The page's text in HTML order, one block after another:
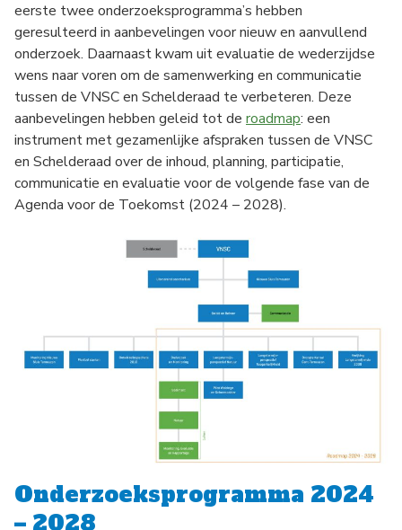
eerste twee onderzoeksprogramma’s hebben
geresulteerd in aanbevelingen voor nieuw en aanvullend
onderzoek. Daarnaast kwam uit evaluatie de wederzijdse
wens naar voren om de samenwerking en communicatie
tussen de VNSC en Schelderaad te verbeteren. Deze
aanbevelingen hebben geleid tot de roadmap: een
instrument met gezamenlijke afspraken tussen de VNSC
en Schelderaad over de inhoud, planning, participatie,
communicatie en evaluatie voor de volgende fase van de
Agenda voor de Toekomst (2024 – 2028).
Onderzoeksprogramma 2024
– 2028